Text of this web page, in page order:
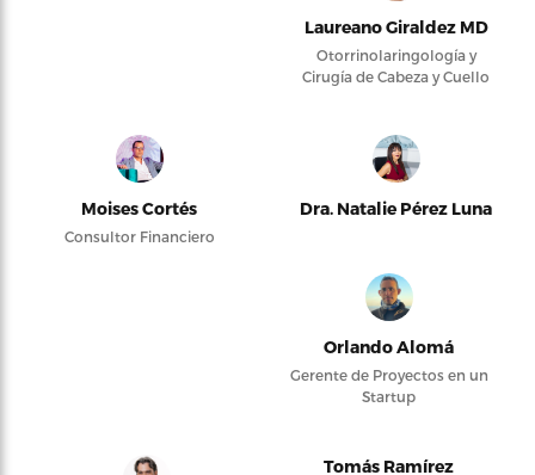
Laureano Giraldez MD
Otorrinolaringología y
Cirugía de Cabeza y Cuello
Moises Cortés
Consultor Financiero
Dra. Natalie Pérez Luna
Orlando Alomá
Gerente de Proyectos en un
Startup
Tomás Ramírez